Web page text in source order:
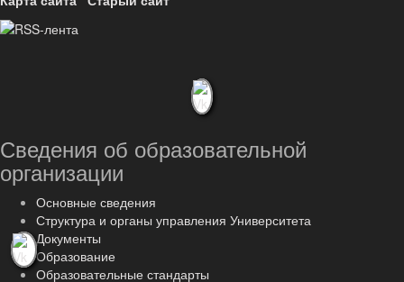
Сведения об образовательной
организации
Основные сведения
Структура и органы управления Университета
Документы
Образование
Образовательные стандарты